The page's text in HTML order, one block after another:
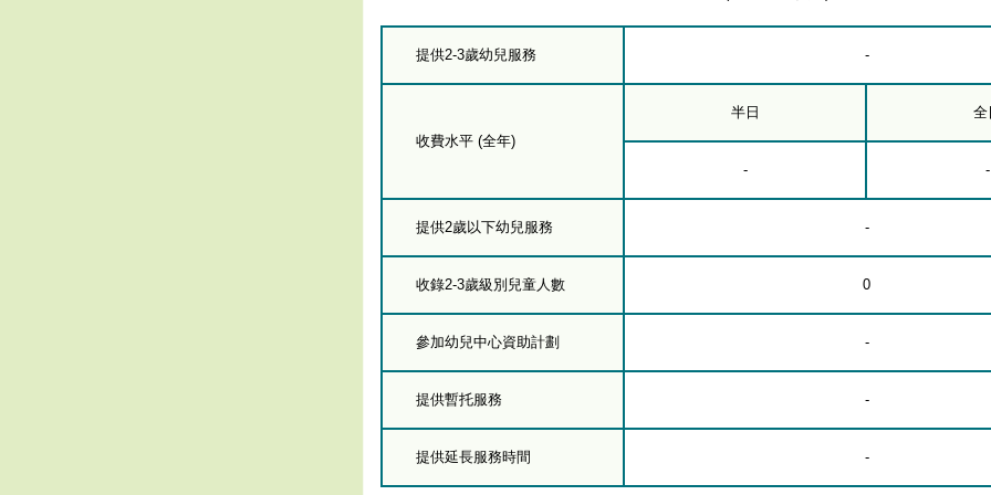
提供2-3歲幼兒服務 -
收費水平 (全年)
半日 全
- -
提供2歲以下幼兒服務 -
收錄2-3歲級別兒童人數 0
參加幼兒中心資助計劃 -
提供暫托服務 -
提供延長服務時間 -